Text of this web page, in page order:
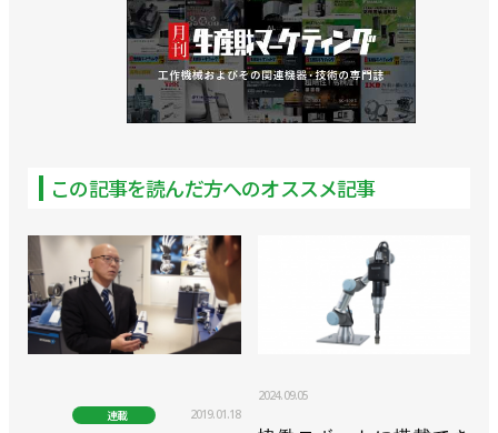
この記事を読んだ方へのオススメ記事
連載 2019.01.18
2024.09.05